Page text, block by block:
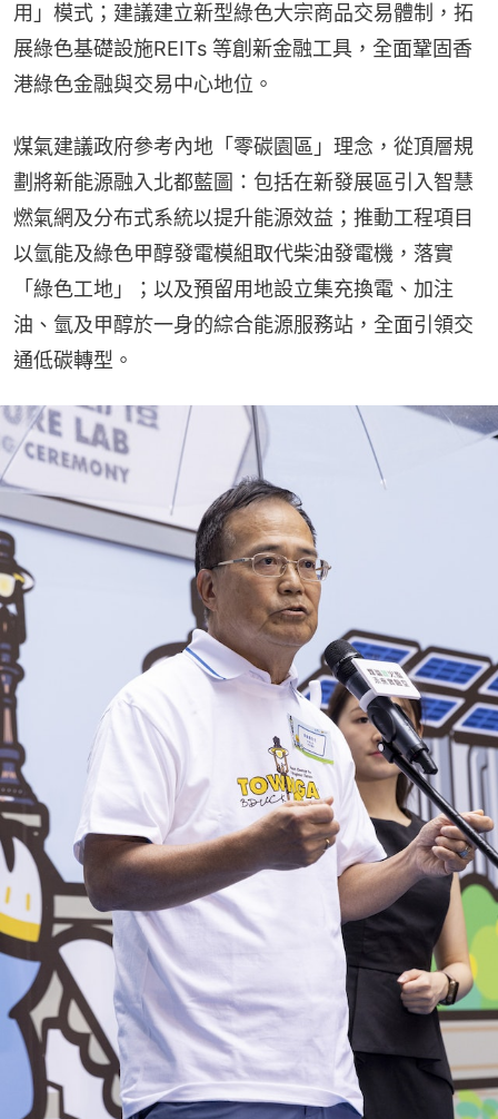
用」模式；建議建立新型綠色大宗商品交易體制，拓
展綠色基礎設施REITs 等創新金融工具，全面鞏固香
港綠色金融與交易中心地位。
煤氣建議政府參考內地「零碳園區」理念，從頂層規
劃將新能源融入北都藍圖：包括在新發展區引入智慧
燃氣網及分布式系統以提升能源效益；推動工程項目
以氫能及綠色甲醇發電模組取代柴油發電機，落實
「綠色工地」；以及預留用地設立集充換電、加注
油、氫及甲醇於一身的綜合能源服務站，全面引領交
通低碳轉型。